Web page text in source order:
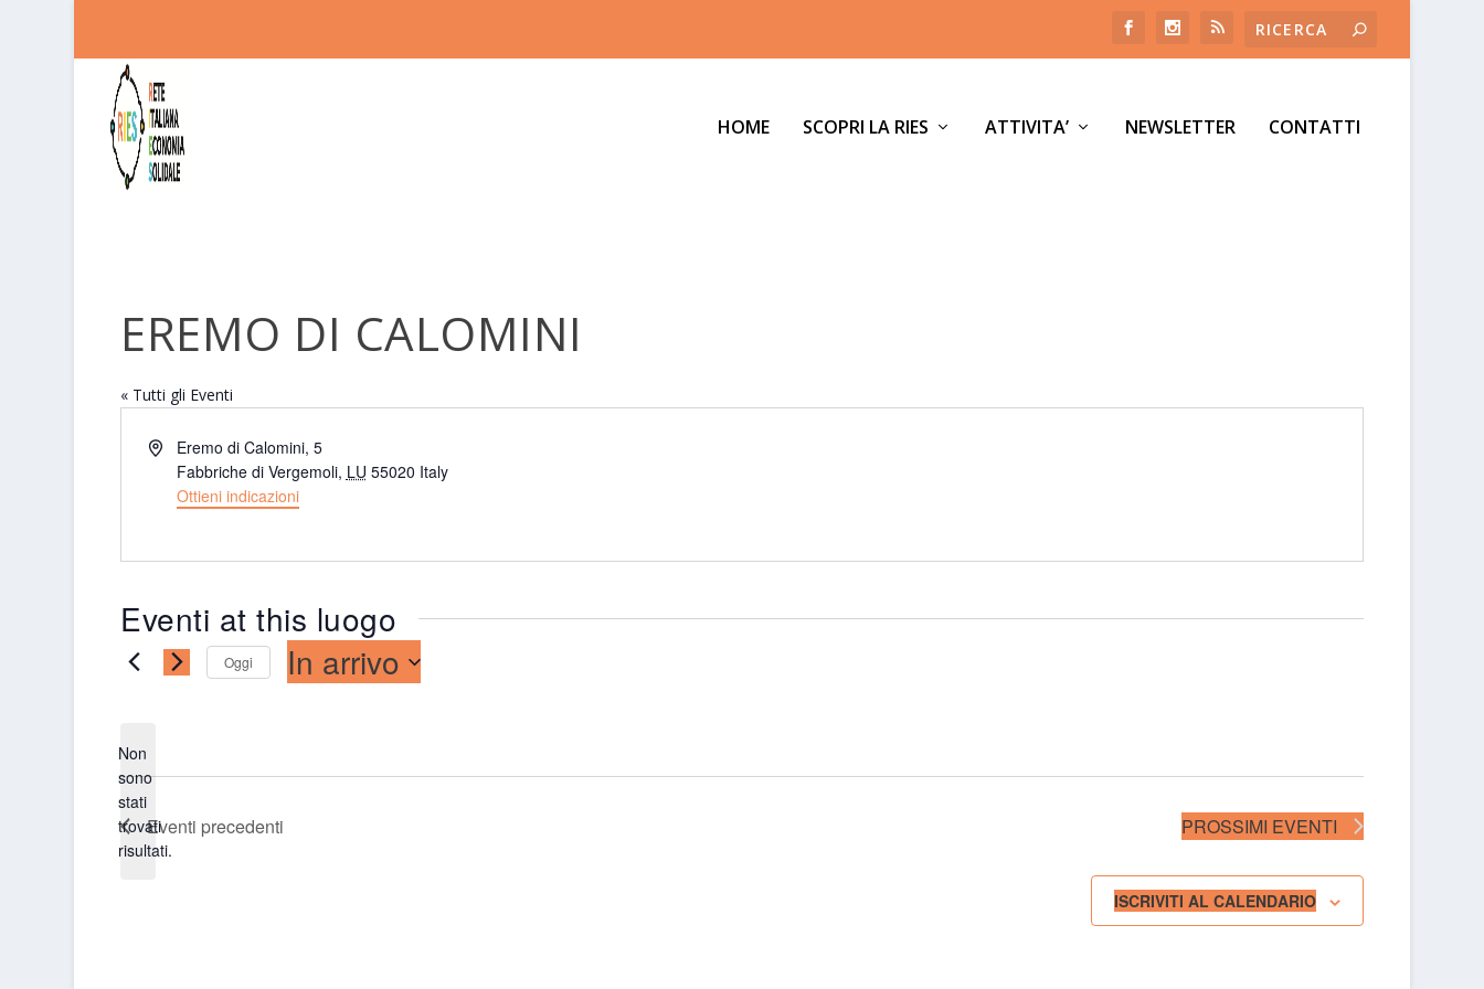
HOME SCOPRI LA RIES ATTIVITA’ NEWSLETTER CONTATTI
EREMO DI CALOMINI
« Tutti gli Eventi
IndirizzoEremo di Calomini, 5
Fabbriche di Vergemoli, LU 55020 Italy
Ottieni indicazioni
Eventi at this luogo
Notice
Non
sono
stati
trovati
risultati.
Oggi In arrivo
Eventi precedenti PROSSIMI EVENTI
ISCRIVITI AL CALENDARIO